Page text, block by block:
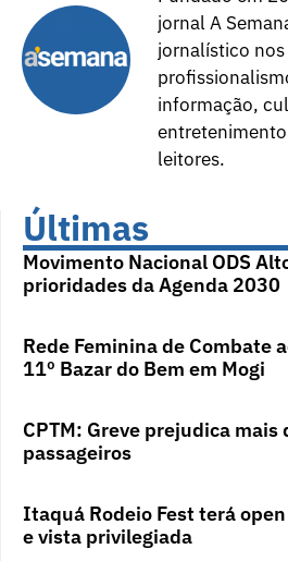
jornal A
jornalístico
informação,
leitores.
Últimas
Movimento Nacional ODS
prioridades da Agenda 2030
Rede Feminina de Combate
11º Bazar do Bem em Mogi
CPTM: Greve prejudica mais
passageiros
Itaquá Rodeio Fest terá
e vista privilegiada